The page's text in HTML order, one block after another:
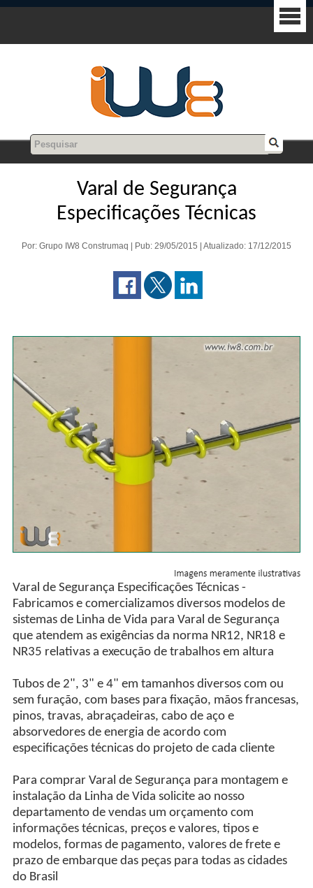
Varal de Segurança
Especificações Técnicas
Por: Grupo IW8 Construmaq | Pub: 29/05/2015 | Atualizado: 17/12/2015
Varal de Segurança Especificações Técnicas -
Fabricamos e comercializamos diversos modelos de
sistemas de Linha de Vida para Varal de Segurança
que atendem as exigências da norma NR12, NR18 e
NR35 relativas a execução de trabalhos em altura
Tubos de 2", 3" e 4" em tamanhos diversos com ou
sem furação, com bases para fixação, mãos francesas,
pinos, travas, abraçadeiras, cabo de aço e
absorvedores de energia de acordo com
especificações técnicas do projeto de cada cliente
Para comprar Varal de Segurança para montagem e
instalação da Linha de Vida solicite ao nosso
departamento de vendas um orçamento com
informações técnicas, preços e valores, tipos e
modelos, formas de pagamento, valores de frete e
prazo de embarque das peças para todas as cidades
do Brasil